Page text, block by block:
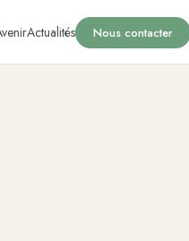
Actualités Nous contacter